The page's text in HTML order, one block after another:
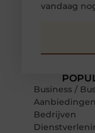
Business /
Aanbiedingen
Bedrijven
vandaag